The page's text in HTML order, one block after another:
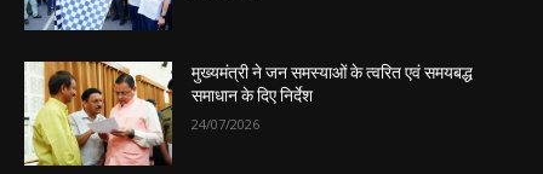
मुख्यमंत्री ने जन समस्याओं के त्वरित एवं समयबद्ध
समाधान के दिए निर्देश
24/07/2026